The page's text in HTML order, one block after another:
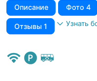
Описание Фото 4
Отзывы 1 Узнать